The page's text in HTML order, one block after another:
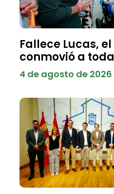
Fallece Lucas,
conmovió a
4 de agosto de 2026